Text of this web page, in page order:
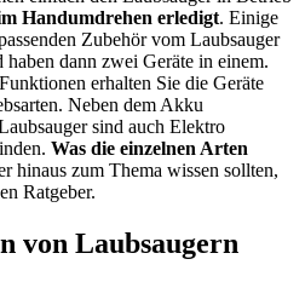
Handumdrehen erledigt. Einige
Zubehör vom Laubsauger
dann zwei Geräte in einem.
erhalten Sie die Geräte
Neben dem Akku
sind auch Elektro
Was die einzelnen Arten
hinaus zum Thema wissen sollten,
Ratgeber.
von Laubsaugern